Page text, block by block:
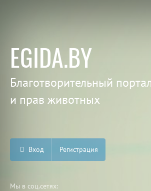
EGIDA.BY
Благотворительный
и прав животных
Вход Регистрация
Мы в соц.сетях: